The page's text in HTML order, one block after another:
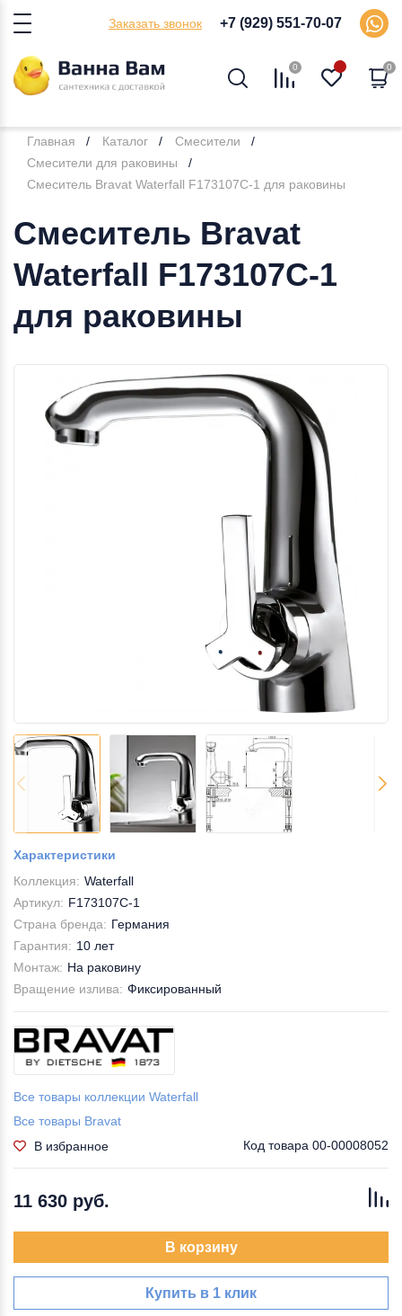
Заказать звонок +7 (929) 551-70-07
0 0
Главная Каталог
Смесители
Смесители для раковины
Смеситель Bravat Waterfall F173107C-1 для раковины
Смеситель Bravat
Waterfall F173107C-1
для раковины
Характеристики
Коллекция: Waterfall
Артикул: F173107C-1
Страна бренда: Германия
Гарантия: 10 лет
Монтаж: На раковину
Вращение излива: Фиксированный
Все товары коллекции Waterfall
Все товары Bravat
В избранное
Код товара 00-00008052
11 630 руб.
В корзину
Купить в 1 клик